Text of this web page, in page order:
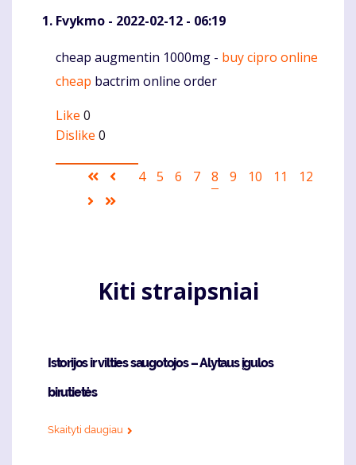
Fvykmo - 2022-02-12 - 06:19
Komentaras
cheap augmentin 1000mg - buy cipro online
cheap bactrim online order
Like 0
Dislike 0
Pagination
First
page
Ankstesnis
Puslapis
4 Puslapis
5 Puslapis
6 Puslapis
7
Current
8 Puslapis
9 Puslapis
10 Puslapis
11 Puslapis
12
Sekantis
Kiti straipsniai
Istorijos ir vilties saugotojos – Alytaus įgulos
birutietės
Skaityti daugiau